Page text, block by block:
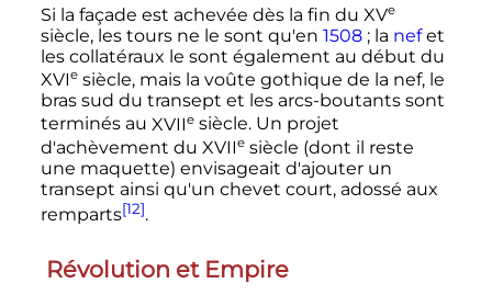
Si la façade est achevée dès la fin du XVe
siècle, les tours ne le sont qu'en 1508 ; la nefet
les collatéraux le sont également au début du
XVIe siècle, mais la voûte gothique de la nef, le
bras sud du transept et les arcs-boutants sont
terminés au XVIIe siècle. Un projet
d'achèvement du XVIIe siècle (dont il reste
une maquette) envisageait d'ajouter un
transept ainsi qu'un chevet court, adossé aux
remparts[12].
Révolution et Empire